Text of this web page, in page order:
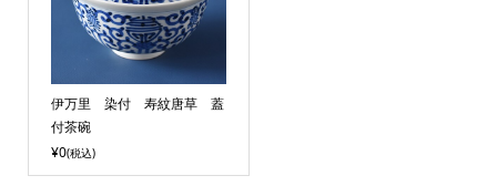
伊万里 染付 寿紋唐草 蓋
付茶碗
¥0(税込)